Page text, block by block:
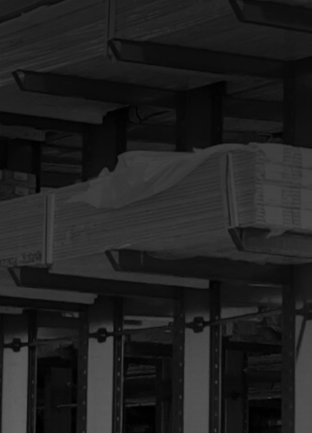
Ha bármilyen kérdése van termékeinkkel kapcsolatban, vagy ha
egyedi ajánlatot szeretne kapni, kérjük, forduljon hozzánk
bizalommal.
Egyesült:
info(at)karosallvanyok.hu
Lépjen velünk kapcsolatba most!